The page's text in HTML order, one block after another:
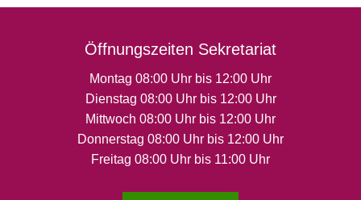
Öffnungszeiten Sekretariat
Montag 08:00 Uhr bis 12:00 Uhr
Dienstag 08:00 Uhr bis 12:00 Uhr
Mittwoch 08:00 Uhr bis 12:00 Uhr
Donnerstag 08:00 Uhr bis 12:00 Uhr
Freitag 08:00 Uhr bis 11:00 Uhr